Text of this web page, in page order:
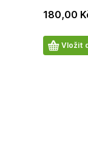
180,00
Počet
produktů
Vložit